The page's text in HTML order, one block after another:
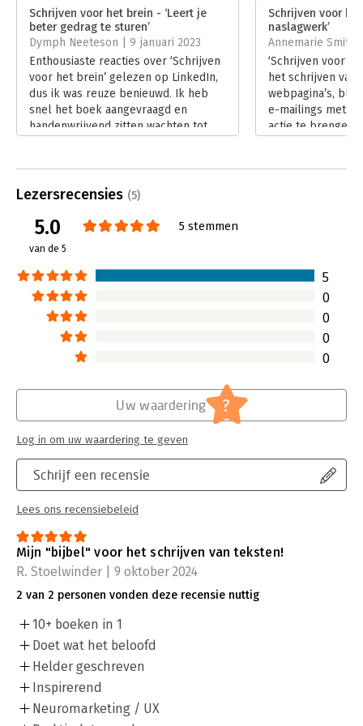
Verschijningsdatum:
11-11-2022
Hoofdrubriek: Marketing,Psychologie
Schrijven voor het brein - ‘Leert je
beter gedrag te sturen’
Dymph Neeteson | 9 januari 2023
Enthousiaste reacties over ‘Schrijven
voor het brein’ gelezen op LinkedIn,
dus ik was reuze benieuwd. Ik heb
snel het boek aangevraagd en
handenwrijvend zitten wachten tot
Schrijven voor
naslagwerk’
Annemarie Smits
‘Schrijven voor
het schrijven van
webpagina’s,
e-mailings met
actie te brengen.
Lezersrecensies (5)
5.0
van de 5
5 stemmen
5
0
0
0
0
Schrijf een recensie
Lees ons recensiebeleid
Uw waardering ?
Log in om uw waardering te geven
Mijn "bijbel" voor het schrijven van teksten!
R. Stoelwinder | 9 oktober 2024
2 van 2 personen vonden deze recensie nuttig
10+ boeken in 1
Doet wat het beloofd
Helder geschreven
Inspirerend
Neuromarketing / UX